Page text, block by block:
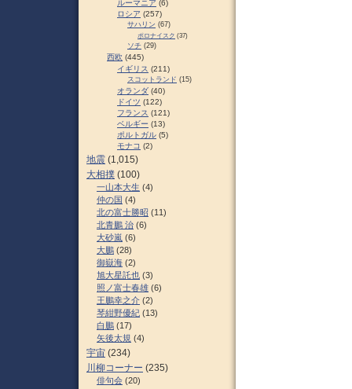
ルーマニア (6)
ロシア (257)
サハリン (67)
ポロナイスク (37)
ソチ (29)
西欧 (445)
イギリス (211)
スコットランド (15)
オランダ (40)
ドイツ (122)
フランス (121)
ベルギー (13)
ポルトガル (5)
モナコ (2)
地震 (1,015)
大相撲 (100)
一山本大生 (4)
仲の国 (4)
北の富士勝昭 (11)
北青鵬 治 (6)
大砂嵐 (6)
大鵬 (28)
御嶽海 (2)
旭大星託也 (3)
照ノ富士春雄 (6)
王鵬幸之介 (2)
琴紺野優紀 (13)
白鵬 (17)
矢後太規 (4)
宇宙 (234)
川柳コーナー (235)
俳句会 (20)